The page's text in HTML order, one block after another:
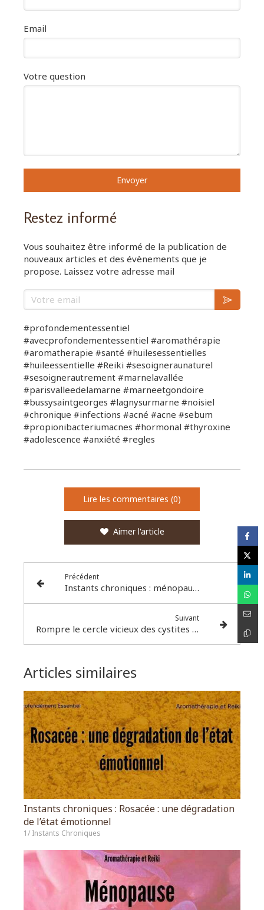
Email
Votre question
Envoyer
Restez informé
Vous souhaitez être informé de la publication de
nouveaux articles et des évènements que je
propose. Laissez votre adresse mail
Votre email
#profondementessentiel
#avecprofondementessentiel #aromathérapie
#aromatherapie #santé #huilesessentielles
#huileessentielle #Reiki #sesoigneraunaturel
#sesoignerautrement #marnelavallée
#parisvalleedelamarne #marneetgondoire
#bussysaintgeorges #lagnysurmarne #noisiel
#chronique #infections #acné #acne #sebum
#propionibacteriumacnes #hormonal #thyroxine
#adolescence #anxiété #regles
Lire les commentaires (0)
Aimer l'article
Précédent
Instants chroniques : ménopause, période charnière
Suivant
Rompre le cercle vicieux des cystites à répétition
Articles similaires
Instants chroniques : Rosacée : une dégradation
de l’état émotionnel
1/ Instants Chroniques